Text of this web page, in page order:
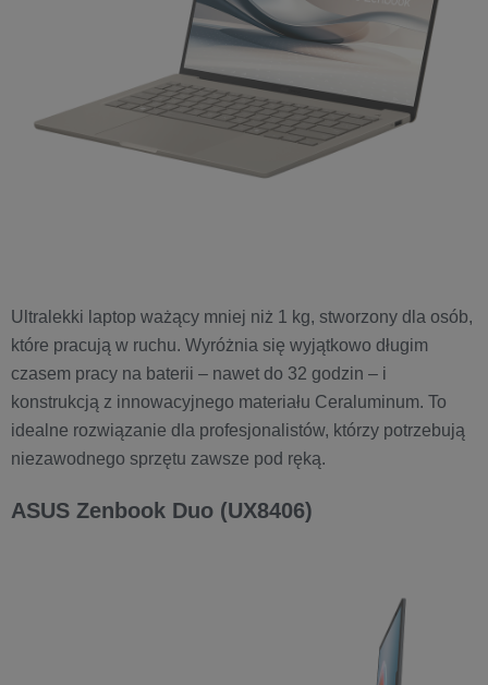
Ultralekki laptop ważący mniej niż 1 kg, stworzony dla osób,
które pracują w ruchu. Wyróżnia się wyjątkowo długim
czasem pracy na baterii – nawet do 32 godzin – i
konstrukcją z innowacyjnego materiału Ceraluminum. To
idealne rozwiązanie dla profesjonalistów, którzy potrzebują
niezawodnego sprzętu zawsze pod ręką.
ASUS Zenbook Duo (UX8406)